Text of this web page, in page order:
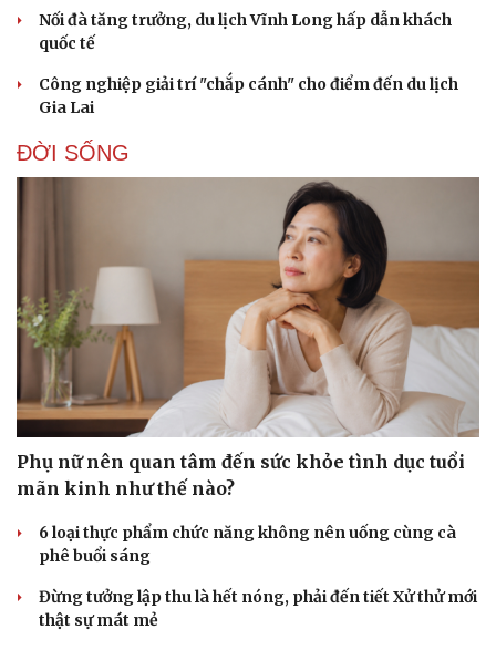
Cải chính
Nối đà tăng trưởng, du lịch Vĩnh Long hấp dẫn khách
quốc tế
Công nghiệp giải trí "chắp cánh" cho điểm đến du lịch
Gia Lai
ĐỜI SỐNG
Phụ nữ nên quan tâm đến sức khỏe tình dục tuổi
mãn kinh như thế nào?
6 loại thực phẩm chức năng không nên uống cùng cà
phê buổi sáng
Đừng tưởng lập thu là hết nóng, phải đến tiết Xử thử mới
thật sự mát mẻ